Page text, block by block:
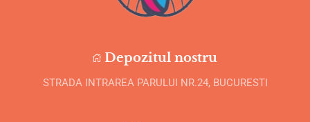
Depozitul nostru
STRADA INTRAREA PARULUI NR.24, BUCURESTI